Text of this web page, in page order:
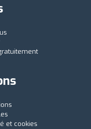
et cookies